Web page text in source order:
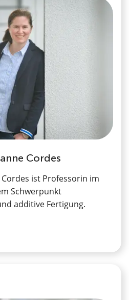
Cordes
ist Professorin im
Schwerpunkt
additive Fertigung.